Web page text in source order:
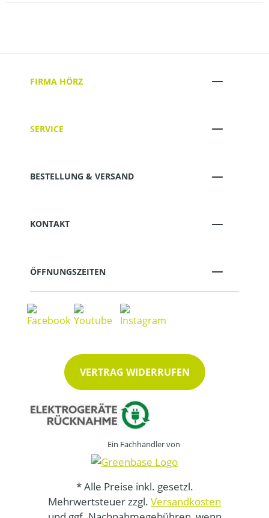
FIRMA HÖRZ
SERVICE
BESTELLUNG & VERSAND
KONTAKT
ÖFFNUNGSZEITEN
VERTRAG WIDERRUFEN
Ein Fachhändler von
* Alle Preise inkl. gesetzl.
Mehrwertsteuer zzgl. Versandkosten